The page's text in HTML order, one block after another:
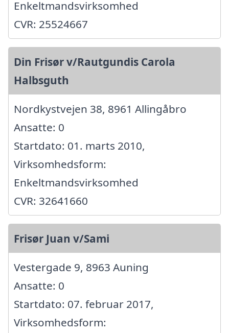
Enkeltmandsvirksomhed
CVR: 25524667
Din Frisør v/Rautgundis Carola
Halbsguth
Nordkystvejen 38, 8961 Allingåbro
Ansatte: 0
Startdato: 01. marts 2010,
Virksomhedsform:
Enkeltmandsvirksomhed
CVR: 32641660
Frisør Juan v/Sami
Vestergade 9, 8963 Auning
Ansatte: 0
Startdato: 07. februar 2017,
Virksomhedsform: